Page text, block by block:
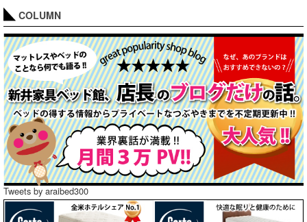
COLUMN
Tweets by araibed300